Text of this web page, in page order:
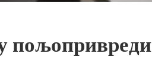
пољопривреди